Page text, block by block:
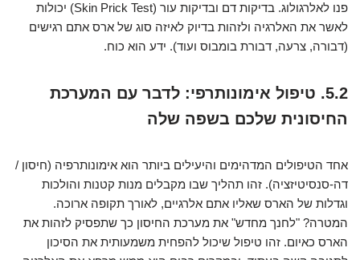
פנו לאלרגולוג. בדיקות דם ובדיקות עור (Skin Prick Test) יכולות
לאשר את האלרגיה ולזהות בדיוק לאיזה סוג של ארס אתם רגישים
(דבורה, צרעה, דבורת בומבוס ועוד). ידע הוא כוח.
5.2. טיפול אימונותרפי: לדבר עם המערכת
החיסונית שלכם בשפה שלה
אחד הטיפולים המדהימים והיעילים ביותר הוא אימונותרפיה (חיסון /
דה-סנסיטיזציה). זהו תהליך שבו מקבלים מנות קטנות והולכות
וגדלות של הארס שאליו אתם אלרגיים, לאורך תקופה ארוכה.
המטרה? "לחנך מחדש" את מערכת החיסון כך שתפסיק לזהות את
הארס כאיום. זהו טיפול שיכול להפחית משמעותית את הסיכון